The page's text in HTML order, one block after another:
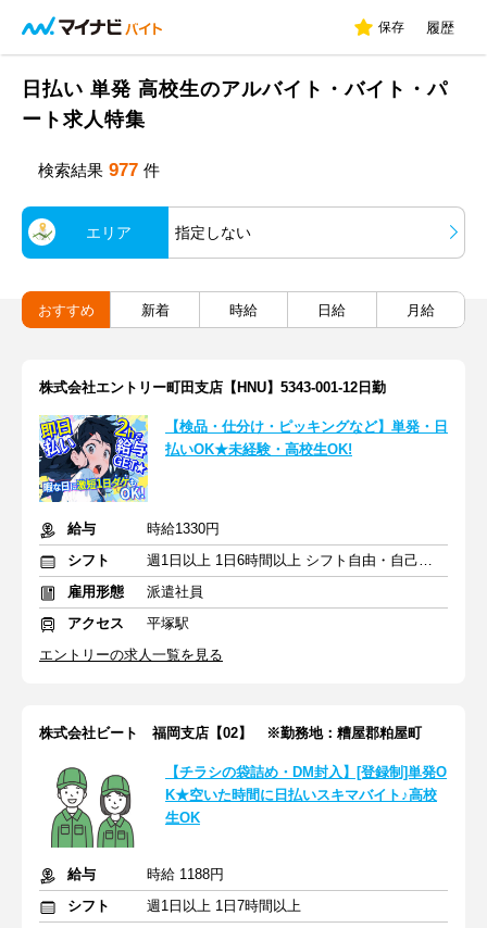
保存 履歴
日払い 単発 高校生のアルバイト・バイト・パ
ート求人特集
検索結果 977 件
エリア 指定しない
おすすめ 新着 時給 日給 月給
株式会社エントリー町田支店【HNU】5343-001-12日勤
【検品・仕分け・ピッキングなど】単発・日
払いOK★未経験・高校生OK!
給与
時給1330円
シフト
週1日以上 1日6時間以上 シフト自由・自己申告
雇用形態
派遣社員
アクセス
平塚駅
エントリーの求人一覧を見る
株式会社ビート 福岡支店【02】 ※勤務地：糟屋郡粕屋町
【チラシの袋詰め・DM封入】[登録制]単発O
K★空いた時間に日払いスキマバイト♪高校
生OK
給与
時給 1188円
シフト
週1日以上 1日7時間以上